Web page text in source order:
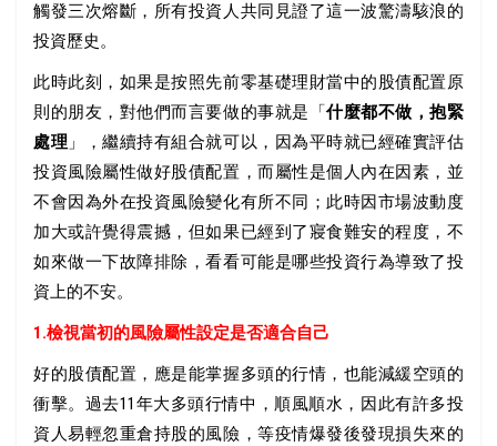
觸發三次熔斷，所有投資人共同見證了這一波驚濤駭浪的
投資歷史。
此時此刻，如果是按照先前零基礎理財當中的股債配置原
則的朋友，對他們而言要做的事就是「什麼都不做，抱緊
處理 」，繼續持有組合就可以，因為平時就已經確實評估
投資風險屬性做好股債配置，而屬性是個人內在因素，並
不會因為外在投資風險變化有所不同；此時因市場波動度
加大或許覺得震撼，但如果已經到了寢食難安的程度，不
如來做一下故障排除，看看可能是哪些投資行為導致了投
資上的不安。
1.檢視當初的風險屬性設定是否適合自己
好的股債配置，應是能掌握多頭的行情，也能減緩空頭的
衝擊。過去11年大多頭行情中，順風順水，因此有許多投
資人易輕忽重倉持股的風險，等疫情爆發後發現損失來的